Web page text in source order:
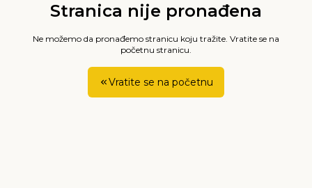
Stranica nije pronađena
Ne možemo da pronađemo stranicu koju tražite. Vratite se na
početnu stranicu.
Vratite se na početnu